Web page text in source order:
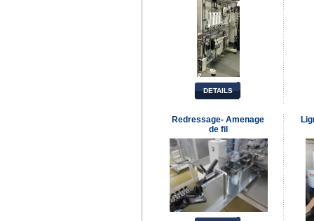
DETAILS
Redressage- Amenage
de fil